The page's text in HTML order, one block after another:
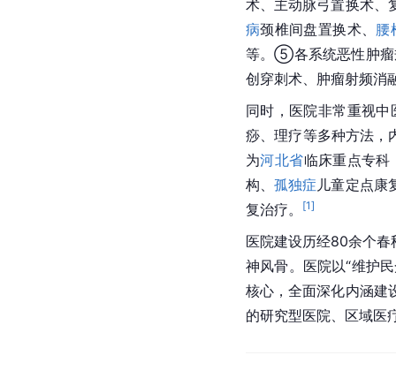
术、 主动脉弓置换术、
病颈椎间盘置换术、 腰
等。⑤各系统恶性肿瘤
创穿刺术、肿瘤射频消
同时，医院非常重视
痧 、理疗等多种方法，
为河北省临床重点专
构、孤独症 儿童定点康
复治疗。
[1]
医院建设历经80余个春
神风骨。医院以“维护
核心，全面深化内涵建
的研究型医院、区域医